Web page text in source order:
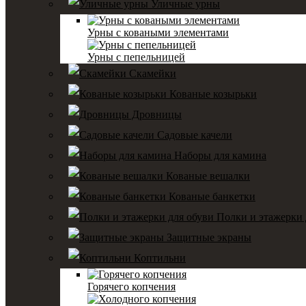
Уличные урны
Урны с коваными элементами
Урны с пепельницей
Скамейки
Кованые козырьки
Дровницы
Садовые качели
Наборы для камина
Кованые вешалки
Кованые банкетки
Полки и этажерки
Защитные экраны
Коптильни
Горячего копчения